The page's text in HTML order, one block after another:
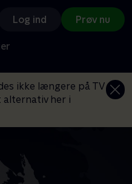
Log ind Prøv nu
ikke længere på TV
alternativ her i